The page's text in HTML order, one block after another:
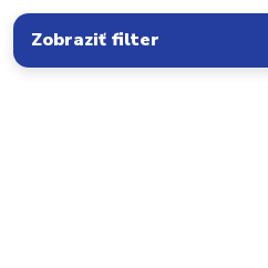
Zobraziť filter